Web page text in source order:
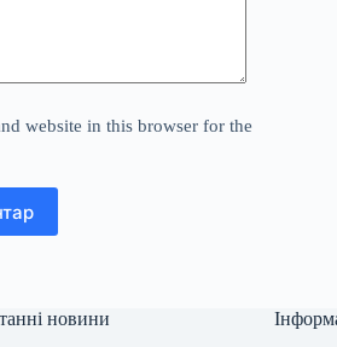
website in this browser for the
новини